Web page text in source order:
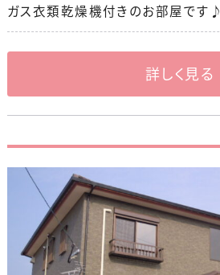
ガス衣類乾燥機付きのお部屋です♪
詳しく見る